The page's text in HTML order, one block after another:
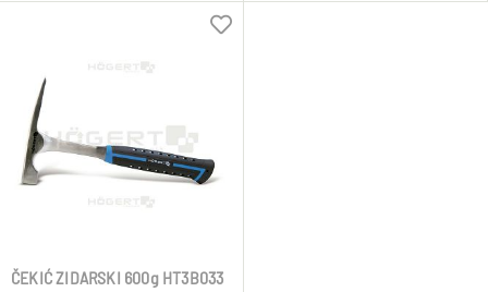
ČEKIĆ ZIDARSKI 600g HT3B033